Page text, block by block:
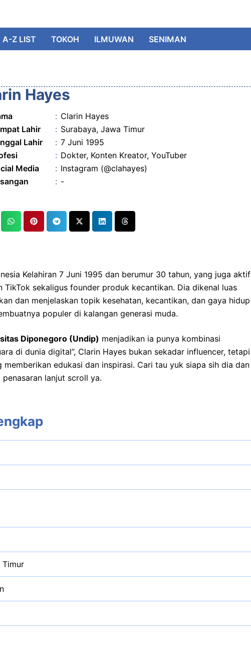
A-Z LIST TOKOH ILMUWAN SENIMAN
Hayes
: Clarin Hayes
Lahir
: Surabaya, Jawa Timur
Lahir
: 7 Juni 1995
: Dokter, Konten Kreator, YouTuber
Media
: Instagram (@clahayes)
: -
Kelahiran 7 Juni 1995 dan berumur 30 tahun, yang juga aktif
TikTok sekaligus founder produk kecantikan. Dia dikenal luas
dan menjelaskan topik kesehatan, kecantikan, dan gaya hidup
populer di kalangan generasi muda.
Diponegoro (Undip) menjadikan ia punya kombinasi
di dunia digital”, Clarin Hayes bukan sekadar influencer, tetapi
memberikan edukasi dan inspirasi. Cari tau yuk siapa sih dia dan
lanjut scroll ya.
Timur